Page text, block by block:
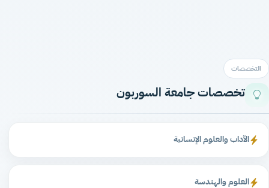
التخصصات
تخصصات جامعة السوربون
الآداب والعلوم الإنسانية
العلوم والهندسة